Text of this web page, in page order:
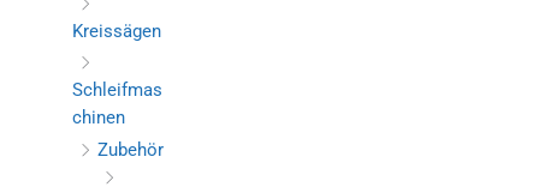
Kreissägen
Schleifmas
chinen
Zubehör